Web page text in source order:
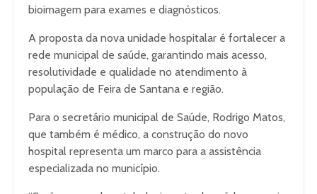
bioimagem para exames e diagnósticos.
A proposta da nova unidade hospitalar é fortalecer a
rede municipal de saúde, garantindo mais acesso,
resolutividade e qualidade no atendimento à
população de Feira de Santana e região.
Para o secretário municipal de Saúde, Rodrigo Matos,
que também é médico, a construção do novo
hospital representa um marco para a assistência
especializada no município.